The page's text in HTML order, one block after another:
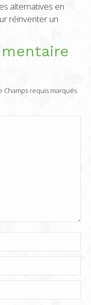
alternatives en
réinventer un
Champs requis marqués